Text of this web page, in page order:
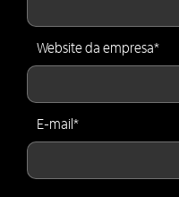
Website da empresa*
E-mail *